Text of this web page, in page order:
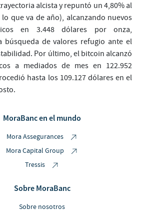
alcista y repuntó un 4,80% al
lo que va de año), alcanzando nuevos
en 3.448 dólares por onza,
búsqueda de valores refugio ante el
Por último, el bitcoin alcanzó
a mediados de mes en 122.952
hasta los 109.127 dólares en el
MoraBanc en el mundo
Mora Assegurances
Mora Capital Group
Tressis
Sobre MoraBanc
Sobre nosotros